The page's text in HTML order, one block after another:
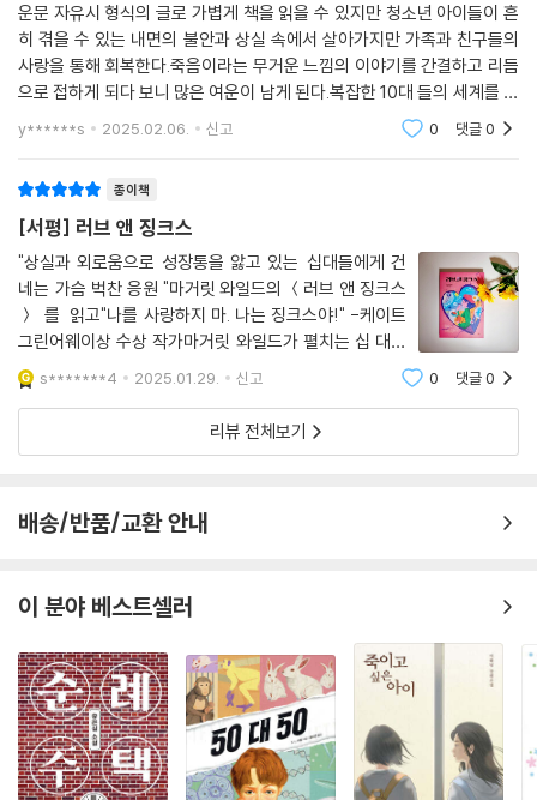
운문 자유시 형식의 글로 가볍게 책을 읽을 수 있지만 청소년 아이들이 흔
히 겪을 수 있는 내면의 불안과 상실 속에서 살아가지만 가족과 친구들의
사랑을 통해 회복한다.죽음이라는 무거운 느낌의 이야기를 간결하고 리듬
으로 접하게 되다 보니 많은 여운이 남게 된다.복잡한 10대 들의 세계를 짧
게 남길 수 있다. 두려움과 상실, 불안함을 사랑스러운 삽화를 통해 꺼내기
힘든 죽음의
y******s 2025.02.06. 신고 0 댓글0
종이책
[서평] 러브 앤 징크스
"상실과 외로움으로 성장통을 앓고 있는 십대들에게 건
네는 가슴 벅찬 응원 "마거릿 와일드의 ＜러브 앤 징크스
＞ 를 읽고"나를 사랑하지 마. 나는 징크스야!" -케이트
그린어웨이상 수상 작가마거릿 와일드가 펼치는 십 대들
의 세계-'청소년기를 '질풍노도의 시기'라고 말할 정도로,
청소년들은 격동적인 감정 변화를 겪고 자아정체성에 혼
란을 겪기도 한다. 일명 '사춘기' 라고 하는
s*******4 2025.01.29. 신고 0 댓글0
리뷰 전체보기
배송/반품/교환 안내
이 분야 베스트셀러